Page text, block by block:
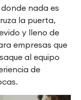
nada es
la puerta,
y lleno de
empresas que
al equipo
de